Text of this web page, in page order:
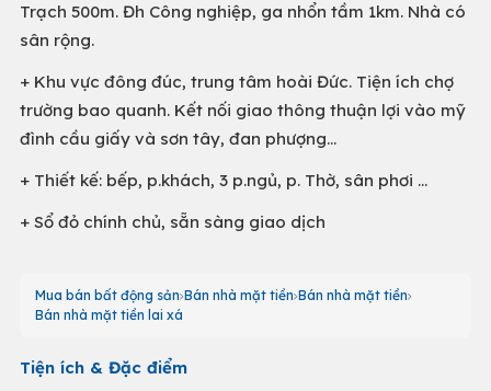
Trạch 500m. Đh Công nghiệp, ga nhổn tầm 1km. Nhà có
sân rộng.
+ Khu vực đông đúc, trung tâm hoài Đức. Tiện ích chợ
trường bao quanh. Kết nối giao thông thuận lợi vào mỹ
đình cầu giấy và sơn tây, đan phượng…
+ Thiết kế: bếp, p.khách, 3 p.ngủ, p. Thờ, sân phơi ...
+ Sổ đỏ chính chủ, sẵn sàng giao dịch
Mua bán bất động sản Bán nhà mặt tiền Bán nhà mặt tiền
Bán nhà mặt tiền lai xá
Tiện ích & Đặc điểm